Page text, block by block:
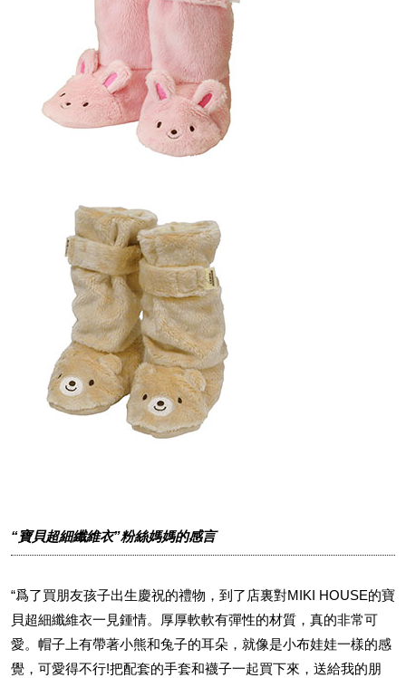
“寶貝超細纖維衣”粉絲媽媽的感言
“爲了買朋友孩子出生慶祝的禮物，到了店裏對MIKI HOUSE的寶
貝超細纖維衣一見鍾情。厚厚軟軟有彈性的材質，真的非常可
愛。帽子上有帶著小熊和兔子的耳朵，就像是小布娃娃一樣的感
覺，可愛得不行!把配套的手套和襪子一起買下來，送給我的朋